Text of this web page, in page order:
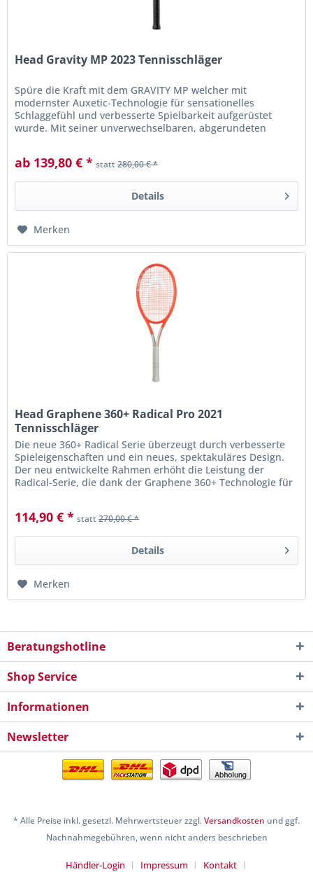
Head Gravity MP 2023 Tennisschläger
Spüre die Kraft mit dem GRAVITY MP welcher mit
modernster Auxetic-Technologie für sensationelles
Schlaggefühl und verbesserte Spielbarkeit aufgerüstet
wurde. Mit seiner unverwechselbaren, abgerundeten
ab 139,80 € * statt280,00 € *
Details
Merken
Head Graphene 360+ Radical Pro 2021
Tennisschläger
Die neue 360+ Radical Serie überzeugt durch verbesserte
Spieleigenschaften und ein neues, spektakuläres Design.
Der neu entwickelte Rahmen erhöht die Leistung der
Radical-Serie, die dank der Graphene 360+ Technologie für
114,90 € * statt270,00 € *
Details
Merken
Beratungshotline
Shop Service
Informationen
Newsletter
* Alle Preise inkl. gesetzl. Mehrwertsteuer zzgl.Versandkosten und ggf.
Nachnahmegebühren, wenn nicht anders beschrieben
Händler-Login Impressum Kontakt